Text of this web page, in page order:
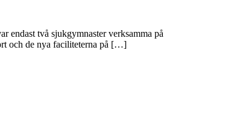
endast två sjukgymnaster verksamma på
och de nya faciliteterna på […]